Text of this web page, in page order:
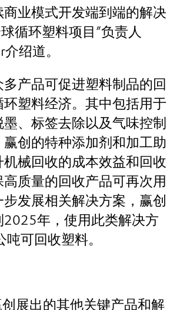
业模式开发端到端的解决
循环塑料项目”负责人
绍道。
产品可促进塑料制品的回
塑料经济。其中包括用于
、标签去除以及气味控制
创的特种添加剂和加工助
械回收的成本效益和回收
质量的回收产品可再次用
发展相关解决方案，赢创
2025年，使用此类解决方
可回收塑料。
展出的其他关键产品和解